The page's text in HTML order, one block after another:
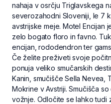
nahaja v osrčju Triglavskega
severozahodni Sloveniji, le 7
avstrijske meje. Motel Encijan
zelo bogato floro in favno.
encijan, rododendron ter
Če želite preživeti svoje
ponuja veliko smučarskih
Kanin, smučišče Sella Nevea,
Mokrine v Avstriji. Smučišča
vožnje. Odločite se lahko tudi